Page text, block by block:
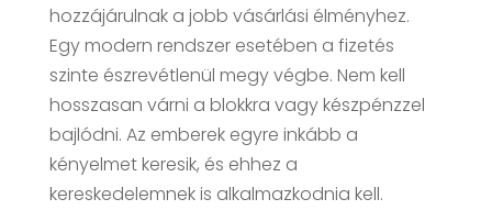
hozzájárulnak a jobb vásárlási élményhez.
Egy modern rendszer esetében a fizetés
szinte észrevétlenül megy végbe. Nem kell
hosszasan várni a blokkra vagy készpénzzel
bajlódni. Az emberek egyre inkább a
kényelmet keresik, és ehhez a
kereskedelemnek is alkalmazkodnia kell.